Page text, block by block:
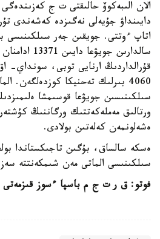
الان الىبەكوۆ حالىقتى ت ج
دايىنداۋ جۇيەلى نەگىزدە كەشەندى
اتاپ ءوتتى. جويقىن جەر سىلكىنىسى
سالدارىن
قۇرالداردىڭ ارنايى توبى، سونداي-
4060 بىرلىك تەحنيكا كوزدەلگەن.
ورتالىق مەملەكەتتىك ورگاننىڭ
ەشەلونمەن كەلەتىن بولادى.
سىلكىنىسى الماتى مەن شىمكەنتتە
فوتو: ق ر ت ج م باسپا ءسوز قىزمەتى